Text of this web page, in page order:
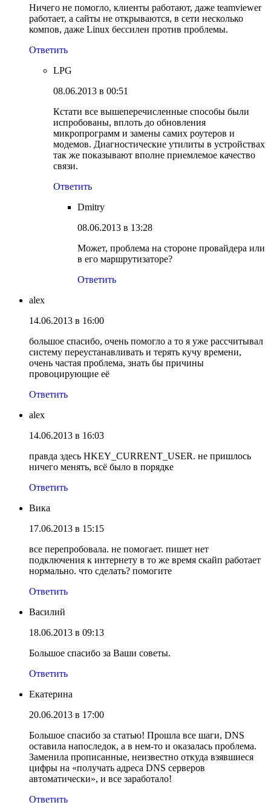
Ничего не помогло, клиенты работают, даже teamviewer
работает, а сайты не открываются, в сети несколько
компов, даже Linux бессилен против проблемы.
Ответить
LPG
08.06.2013 в 00:51
Кстати все вышеперечисленные способы были
испробованы, вплоть до обновления
микропрограмм и замены самих роутеров и
модемов. Диагностические утилиты в устройствах
так же показывают вполне приемлемое качество
связи.
Ответить
Dmitry
08.06.2013 в 13:28
Может, проблема на стороне провайдера или
в его маршрутизаторе?
Ответить
alex
14.06.2013 в 16:00
большое спасибо, очень помогло а то я уже рассчитывал
систему переустанавливать и терять кучу времени,
очень частая проблема, знать бы причины
провоцирующие её
Ответить
alex
14.06.2013 в 16:03
правда здесь HKEY_CURRENT_USER. не пришлось
ничего менять, всё было в порядке
Ответить
Вика
17.06.2013 в 15:15
все перепробовала. не помогает. пишет нет
подключения к интернету в то же время скайп работает
нормально. что сделать? помогите
Ответить
Василий
18.06.2013 в 09:13
Большое спасибо за Ваши советы.
Ответить
Екатерина
20.06.2013 в 17:00
Большое спасибо за статью! Прошла все шаги, DNS
оставила напоследок, а в нем-то и оказалась проблема.
Заменила прописанные, неизвестно откуда взявшиеся
цифры на «получать адреса DNS серверов
автоматически», и все заработало!
Ответить